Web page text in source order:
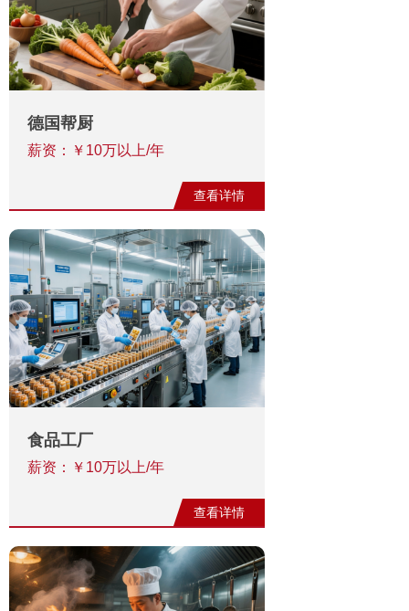
德国帮厨
薪资：￥10万以上/年
查看详情
食‬品工厂
薪资：￥10万以上/年
查看详情